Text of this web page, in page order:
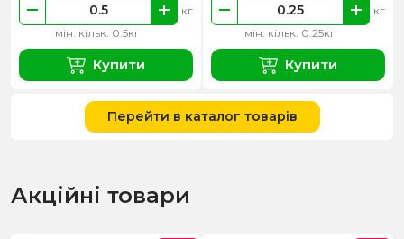
мін. кільк. 0.5кг
кг
Купити
мін. кільк. 0.25кг
кг
Купити
Перейти в каталог товарів
Акційні товари